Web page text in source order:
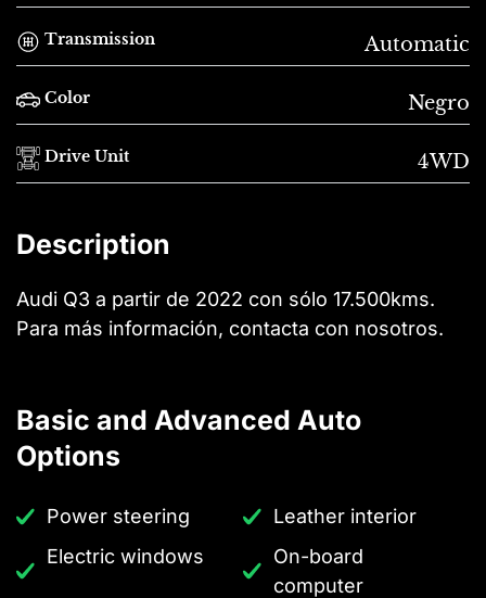
Transmission Automatic
Color Negro
Drive Unit 4WD
Description
Audi Q3 a partir de 2022 con sólo 17.500kms.
Para más información, contacta con nosotros.
Basic and Advanced Auto
Options
Power steering
Leather interior
Electric windows
On-board
computer